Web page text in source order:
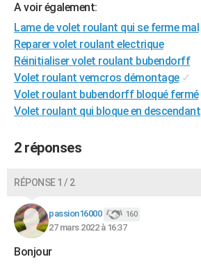
BONS PLANS
CARTE DE VOEUX
Carte de Noël
Carte Bonne année
Carte Saint-Valentin
Carte Pâques
Carte d'anniversaire
DICTIONNAIRE
Dictionnaire
Biographies
Citations
Expressions
Proverbes
PROGRAMME TV
Bricolage
Lifestyle
Culture
Sport
Auto
Television
Voyage
Cinema
A voir également:
Lame de volet roulant qui se ferme mal
Reparer volet roulant electrique
Réinitialiser volet roulant bubendorff
Volet roulant vemcros démontage ✓
Volet roulant bubendorff bloqué fermé
Volet roulant qui bloque en descendant
2 réponses
RÉPONSE 1 / 2
passion16000 160
27 mars 2022 à 16:37
Bonjour